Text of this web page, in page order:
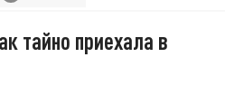
тайно приехала в